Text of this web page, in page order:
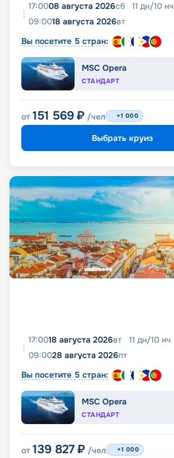
17:0008 августа 2026сб 11 дн/10 нч
09:0018 августа 2026вт
Вы посетите 5 стран:
MSC Opera
СТАНДАРТ
от 151 569 ₽ /чел +1 000
Выбрать круиз
17:0018 августа 2026вт 11 дн/10 нч
09:0028 августа 2026пт
Вы посетите 5 стран:
MSC Opera
СТАНДАРТ
от 139 827 ₽ /чел +1 000